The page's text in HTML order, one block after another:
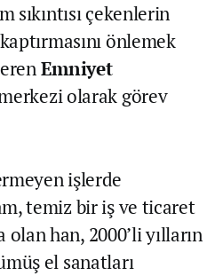
sıkıntısı çekenlerin
önlemek
Emniyet
olarak görev
işlerde
temiz bir iş ve ticaret
han, 2000’li yılların
el sanatları